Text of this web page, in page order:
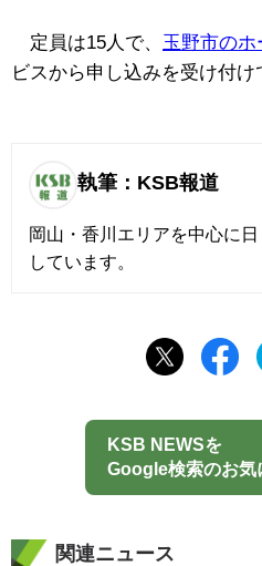
定員は15人で、 玉野市のホ
ビスから申し込みを受け付け
執筆：KSB報道
岡山・香川エリアを中心に
しています。
KSB NEWSを
Google検索のお気
関連ニュース